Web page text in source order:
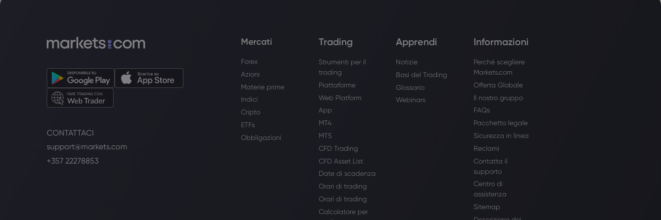
CONTATTACI
support@markets.com
+357 22278853
Mercati
Forex
Azioni
Materie prime
Indici
Cripto
ETFs
Obbligazioni
Trading
Strumenti per il
trading
Piattaforme
Web Platform
App
MT4
MT5
CFD Trading
CFD Asset List
Date di scadenza
Orari di trading
Orari di trading
Calcolatore per
Apprendi
Notizie
Basi del Trading
Glossario
Webinars
Informazioni
Perché scegliere
Markets.com
Offerta Globale
Il nostro gruppo
FAQs
Pacchetto legale
Sicurezza in linea
Reclami
Contatta il
supporto
Centro di
assistenza
Sitemap